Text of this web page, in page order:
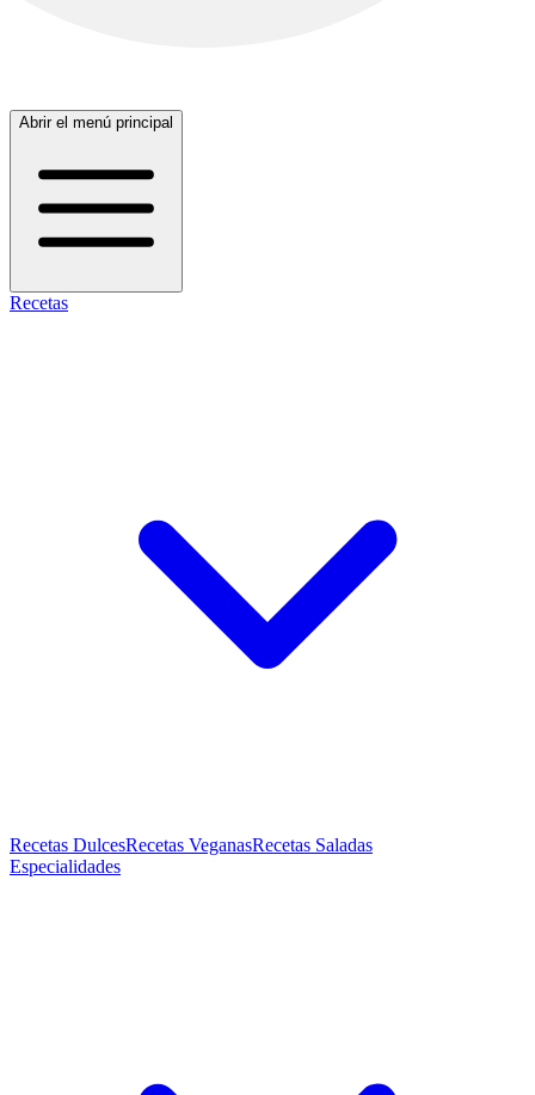
Abrir el menú principal
Recetas
Recetas DulcesRecetas VeganasRecetas Saladas
Especialidades